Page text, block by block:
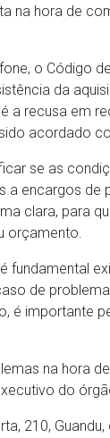
na hora de
o Código
da
a recusa em
acordado
se as
a encargos
clara, para
orçamento.
de
é importante
na hora
do
210,